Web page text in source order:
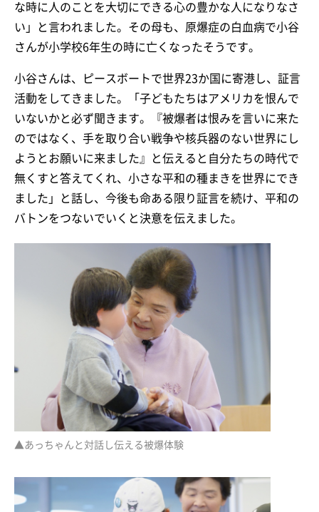
な時に人のことを大切にできる心の豊かな人になりなさ
い」と言われました。その母も、原爆症の白血病で小谷
さんが小学校6年生の時に亡くなったそうです。
小谷さんは、ピースボートで世界23か国に寄港し、証言
活動をしてきました。「子どもたちはアメリカを恨んで
いないかと必ず聞きます。『被爆者は恨みを言いに来た
のではなく、手を取り合い戦争や核兵器のない世界にし
ようとお願いに来ました』と伝えると自分たちの時代で
無くすと答えてくれ、小さな平和の種まきを世界にでき
ました」と話し、今後も命ある限り証言を続け、平和の
バトンをつないでいくと決意を伝えました。
▲あっちゃんと対話し伝える被爆体験